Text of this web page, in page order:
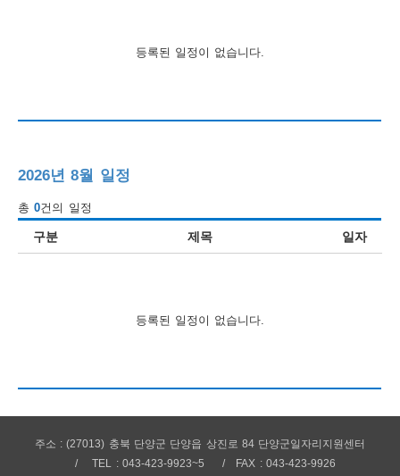
등록된 일정이 없습니다.
2026년 8월 일정
총0건의 일정
구분 제목 일자
등록된 일정이 없습니다.
주소 : (27013) 충북 단양군 단양읍 상진로 84 단양군일자리지원센터
TEL : 043-423-9923~5
FAX : 043-423-9926